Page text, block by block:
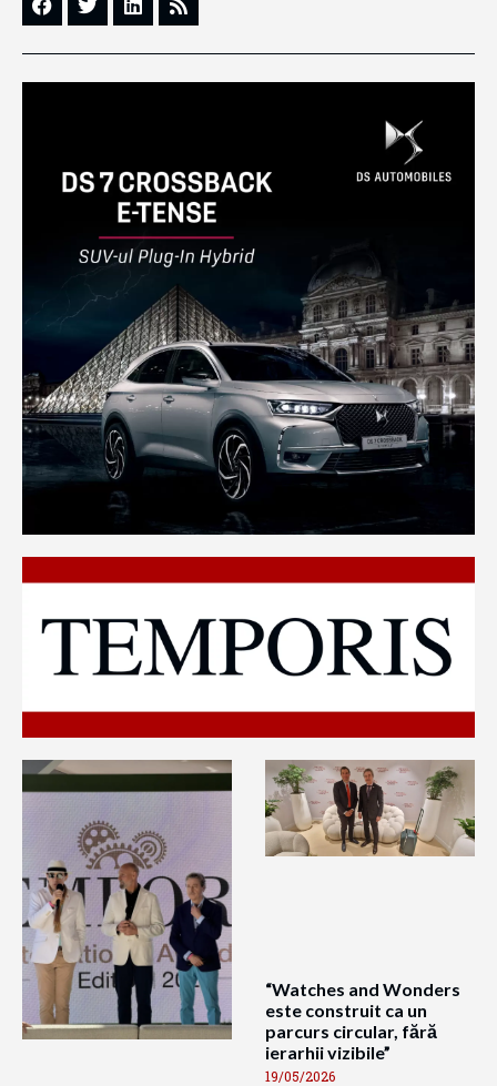
“Watches and Wonders
este construit ca un
parcurs circular, fără
ierarhii vizibile”
19/05/2026